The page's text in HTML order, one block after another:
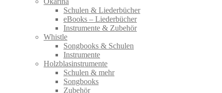
Schulen & Liederbücher
eBooks – Liederbücher
Instrumente & Zubehör
Whistle
Songbooks & Schulen
Instrumente
Holzblasinstrumente
Schulen & mehr
Songbooks
Zubehör